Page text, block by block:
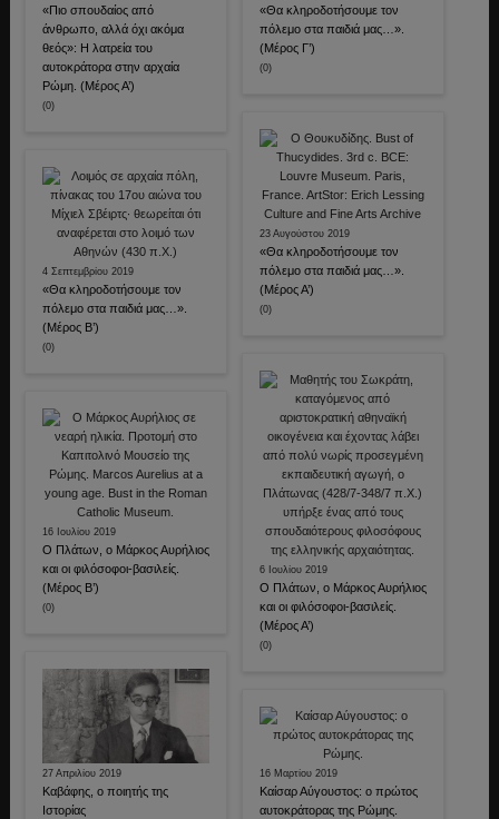
«Πιο σπουδαίος από
άνθρωπο, αλλά όχι ακόμα
θεός»: Η λατρεία του
αυτοκράτορα στην αρχαία
Ρώμη. (Μέρος Α’)
(0)
4 Σεπτεμβρίου 2019
«Θα κληροδοτήσουμε τον
πόλεμο στα παιδιά μας…».
(Μέρος Β’)
(0)
16 Ιουλίου 2019
Ο Πλάτων, ο Μάρκος Αυρήλιος
και οι φιλόσοφοι-βασιλείς.
(Μέρος Β’)
(0)
27 Απριλίου 2019
Καβάφης, ο ποιητής της
Ιστορίας
«Θα κληροδοτήσουμε τον
πόλεμο στα παιδιά μας…».
(Μέρος Γ’)
(0)
23 Αυγούστου 2019
«Θα κληροδοτήσουμε τον
πόλεμο στα παιδιά μας…».
(Μέρος Α’)
(0)
6 Ιουλίου 2019
Ο Πλάτων, ο Μάρκος Αυρήλιος
και οι φιλόσοφοι-βασιλείς.
(Μέρος Α’)
(0)
16 Μαρτίου 2019
Καίσαρ Αύγουστος: ο πρώτος
αυτοκράτορας της Ρώμης.